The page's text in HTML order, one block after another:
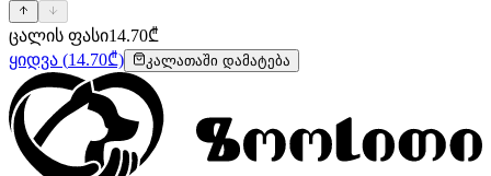
ცალის ფასი14.70₾
ყიდვა (14.70₾) კალათაში დამატება